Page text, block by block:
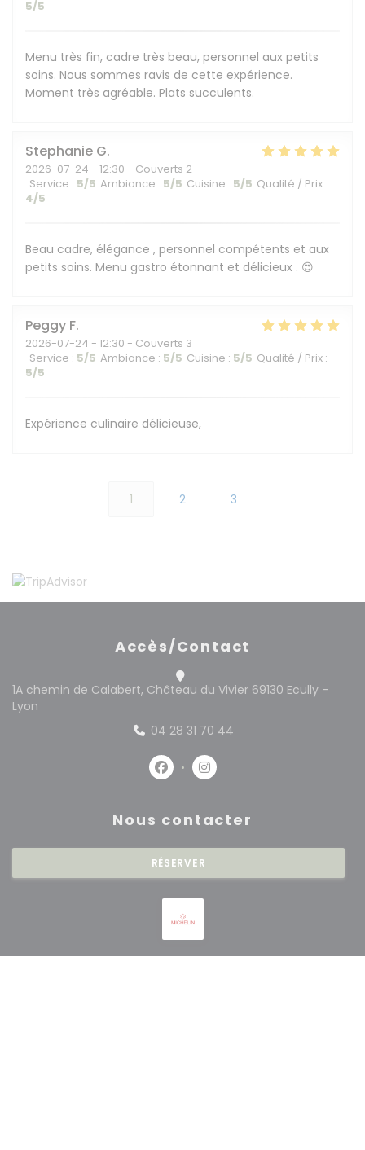
5/5
Menu très fin, cadre très beau, personnel aux petits
soins. Nous sommes ravis de cette expérience.
Moment très agréable. Plats succulents.
Stephanie G
2026-07-24 - 12:30 - Couverts 2
Service : 5/5 Ambiance : 5/5 Cuisine : 5/5 Qualité / Prix :
4/5
Beau cadre, élégance , personnel compétents et aux
petits soins. Menu gastro étonnant et délicieux . 😍
Peggy F
2026-07-24 - 12:30 - Couverts 3
Service : 5/5 Ambiance : 5/5 Cuisine : 5/5 Qualité / Prix :
5/5
Expérience culinaire délicieuse,
1 2 3
Accès/Contact
1A chemin de Calabert, Château du Vivier 69130 Ecully -
Lyon
04 28 31 70 44
Facebook ((ouvre une
Instagram ((ouvre une
Nous contacter
RÉSERVER